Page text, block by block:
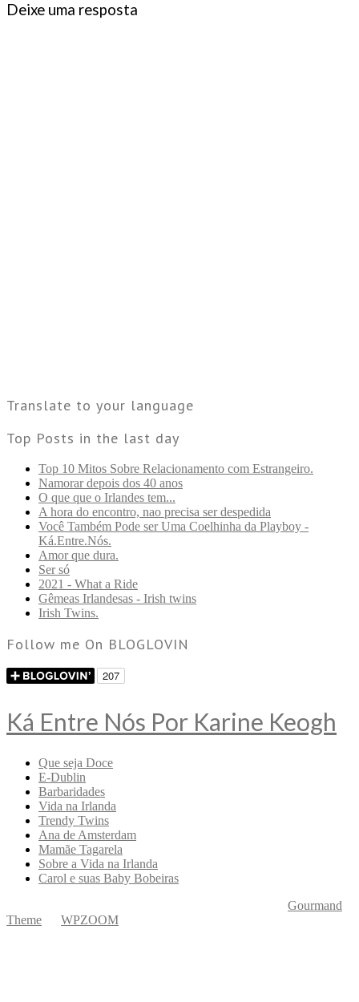
Deixe uma resposta
Translate to your language
Top Posts in the last day
Top 10 Mitos Sobre Relacionamento com Estrangeiro.
Namorar depois dos 40 anos
O que que o Irlandes tem...
A hora do encontro, nao precisa ser despedida
Você Também Pode ser Uma Coelhinha da Playboy -
Ká.Entre.Nós.
Amor que dura.
Ser só
2021 - What a Ride
Gêmeas Irlandesas - Irish twins
Irish Twins.
Follow me On BLOGLOVIN
Ká Entre Nós Por Karine Keogh
Que seja Doce
E-Dublin
Barbaridades
Vida na Irlanda
Trendy Twins
Ana de Amsterdam
Mamãe Tagarela
Sobre a Vida na Irlanda
Carol e suas Baby Bobeiras
Gourmand
Theme
WPZOOM